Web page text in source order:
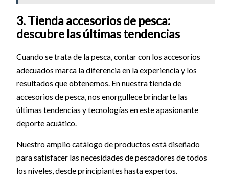
3. Tienda accesorios de pesca:
descubre las últimas tendencias
Cuando se trata de la pesca, contar con los accesorios
adecuados marca la diferencia en la experiencia y los
resultados que obtenemos. En nuestra tienda de
accesorios de pesca, nos enorgullece brindarte las
últimas tendencias y tecnologías en este apasionante
deporte acuático.
Nuestro amplio catálogo de productos está diseñado
para satisfacer las necesidades de pescadores de todos
los niveles, desde principiantes hasta expertos.